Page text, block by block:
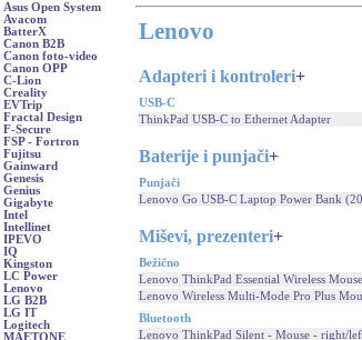
Asus Open System
Avacom
BatterX
Canon B2B
Canon foto-video
Canon OPP
C-Lion
Creality
EVTrip
Fractal Design
F-Secure
FSP - Fortron
Fujitsu
Gainward
Genesis
Genius
Gigabyte
Intel
Intellinet
IPEVO
IQ
Kingston
LC Power
Lenovo
LG B2B
LG IT
Logitech
MAETONE
Lenovo
Adapteri i kontroleri+
USB-C
ThinkPad USB-C to Ethernet Adapter
Baterije i punjači+
Punjači
Lenovo Go USB-C Laptop Power Bank
Miševi, prezenteri+
Bežično
Lenovo ThinkPad Essential Wireless Mouse
Lenovo Wireless Multi-Mode Pro Plus
Bluetooth
Lenovo ThinkPad Silent - Mouse - right/